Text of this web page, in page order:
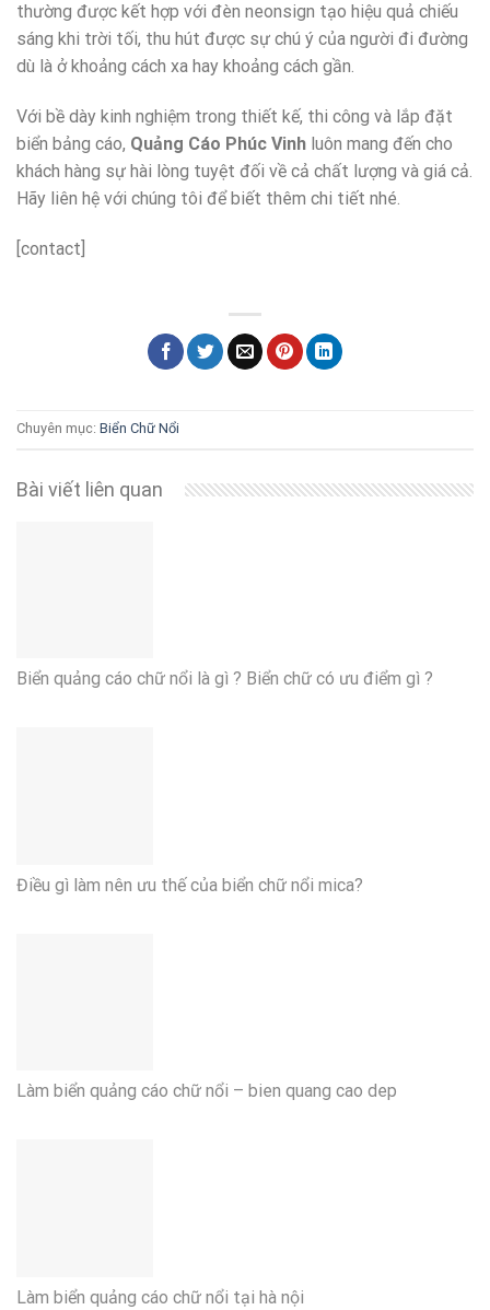
thường được kết hợp với đèn neonsign tạo hiệu quả chiếu
sáng khi trời tối, thu hút được sự chú ý của người đi đường
dù là ở khoảng cách xa hay khoảng cách gần.
Với bề dày kinh nghiệm trong thiết kế, thi công và lắp đặt
biển bảng cáo, Quảng Cáo Phúc Vinh luôn mang đến cho
khách hàng sự hài lòng tuyệt đối về cả chất lượng và giá cả.
Hãy liên hệ với chúng tôi để biết thêm chi tiết nhé.
[contact]
Chuyên mục: Biển Chữ Nổi
Bài viết liên quan
Biển quảng cáo chữ nổi là gì ? Biển chữ có ưu điểm gì ?
Điều gì làm nên ưu thế của biển chữ nổi mica?
Làm biển quảng cáo chữ nổi – bien quang cao dep
Làm biển quảng cáo chữ nổi tại hà nội